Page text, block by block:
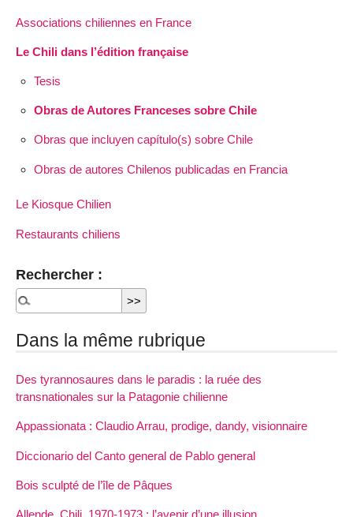
Associations chiliennes en France
Le Chili dans l’édition française
Tesis
Obras de Autores Franceses sobre Chile
Obras que incluyen capítulo(s) sobre Chile
Obras de autores Chilenos publicadas en Francia
Le Kiosque Chilien
Restaurants chiliens
Rechercher :
Dans la même rubrique
Des tyrannosaures dans le paradis : la ruée des
transnationales sur la Patagonie chilienne
Appassionata : Claudio Arrau, prodige, dandy, visionnaire
Diccionario del Canto general de Pablo general
Bois sculpté de l’île de Pâques
Allende, Chili, 1970-1973 : l’avenir d’une illusion